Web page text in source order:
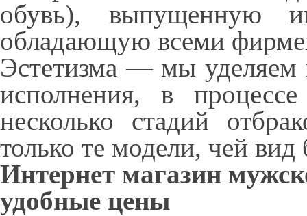
обувь), выпущенную
обладающую всеми
Эстетизма — мы уделяем
исполнения, в
несколько стадий
только те модели, чей вид
Интернет магазин
удобные цены